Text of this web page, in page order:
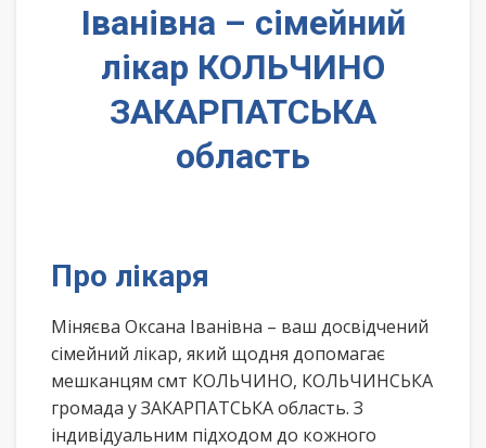
Іванівна – сімейний
лікар КОЛЬЧИНО
ЗАКАРПАТСЬКА
область
Про лікаря
Міняєва Оксана Іванівна – ваш досвідчений
сімейний лікар, який щодня допомагає
мешканцям смт КОЛЬЧИНО, КОЛЬЧИНСЬКА
громада у ЗАКАРПАТСЬКА область. З
індивідуальним підходом до кожного